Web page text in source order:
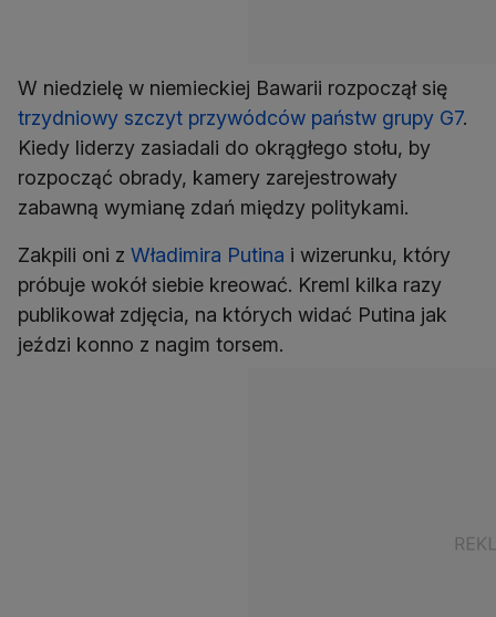
W niedzielę w niemieckiej Bawarii rozpoczął się
trzydniowy szczyt przywódców państw grupy G7.
Kiedy liderzy zasiadali do okrągłego stołu, by
rozpocząć obrady, kamery zarejestrowały
zabawną wymianę zdań między politykami.
Zakpili oni z Władimira Putina i wizerunku, który
próbuje wokół siebie kreować. Kreml kilka razy
publikował zdjęcia, na których widać Putina jak
jeździ konno z nagim torsem.